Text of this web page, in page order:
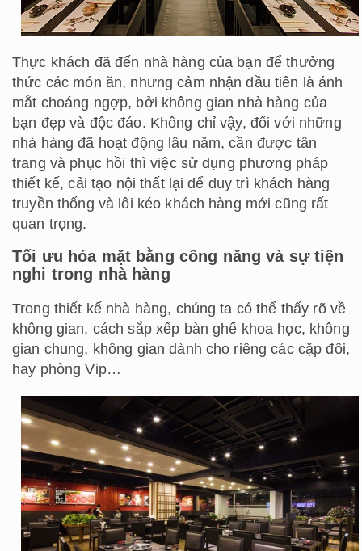
Thực khách đã đến nhà hàng của bạn để thưởng
thức các món ăn, nhưng cảm nhận đầu tiên là ánh
mắt choáng ngợp, bởi không gian nhà hàng của
bạn đẹp và độc đáo. Không chỉ vậy, đối với những
nhà hàng đã hoạt động lâu năm, cần được tân
trang và phục hồi thì việc sử dụng phương pháp
thiết kế, cải tạo nội thất lại để duy trì khách hàng
truyền thống và lôi kéo khách hàng mới cũng rất
quan trọng.
Tối ưu hóa mặt bằng công năng và sự tiện
nghi trong nhà hàng
Trong thiết kế nhà hàng, chúng ta có thể thấy rõ về
không gian, cách sắp xếp bàn ghế khoa học, ​​không
gian chung, không gian dành cho riêng các cặp đôi,
hay phòng Vip…